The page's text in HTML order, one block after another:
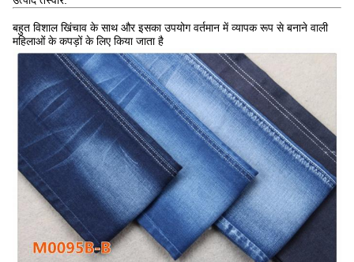
बहुत विशाल खिंचाव के साथ और इसका उपयोग वर्तमान में व्यापक रूप से बनाने वाली
महिलाओं के कपड़ों के लिए किया जाता है